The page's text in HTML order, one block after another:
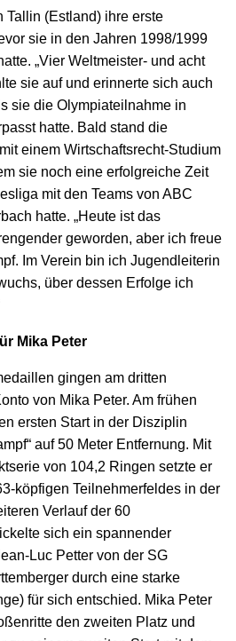
Tallin (Estland) ihre erste
sie in den Jahren 1998/1999
„Vier Weltmeister- und acht
sie auf und erinnerte sich auch
sie die Olympiateilnahme in
hatte. Bald stand die
einem Wirtschaftsrecht-Studium
sie noch eine erfolgreiche Zeit
mit den Teams von ABC
hatte. „Heute ist das
geworden, aber ich freue
Im Verein bin ich Jugendleiterin
über dessen Erfolge ich
Mika Peter
gingen am dritten
von Mika Peter. Am frühen
ersten Start in der Disziplin
auf 50 Meter Entfernung. Mit
von 104,2 Ringen setzte er
köpfigen Teilnehmerfeldes in der
Verlauf der 60
sich ein spannender
Luc Petter von der SG
durch eine starke
für sich entschied. Mika Peter
den zweiten Platz und